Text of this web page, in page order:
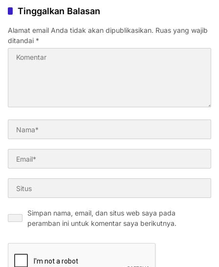
Tinggalkan Balasan
Alamat email Anda tidak akan dipublikasikan. Ruas yang wajib
ditandai *
Simpan nama, email, dan situs web saya pada
peramban ini untuk komentar saya berikutnya.